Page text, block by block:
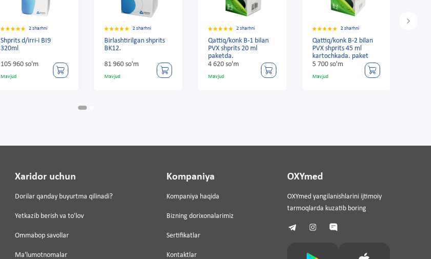
2 sharhni
Shprits d/irri-i BI9
320ml
105 960 so'm
Mavjud
2 sharhni
Birlashtirilgan shprits
BK12.
81 960 so'm
Mavjud
2 sharhni
Qattiq/konk B-1 bilan
PVX shprits 20 ml
paketda.
4 620 so'm
Mavjud
2 sharhni
Qattiq/konk B-2 bilan
PVX shprits 45 ml
kartochkada. paket
5 700 so'm
Mavjud
Xaridor uchun
Dorilar qanday buyurtma qilinadi?
Yetkazib berish va to'lov
Ommabop savollar
Ma'lumotnomalar
Kompaniya
Kompaniya haqida
Bizning dorixonalarimiz
Sertifikatlar
Kontaktlar
OXYmed
OXYmed yangilanishlarini ijtimoiy
tarmoqlarda kuzatib boring